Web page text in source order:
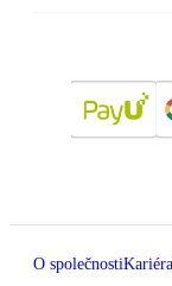
O společnostiKariéra